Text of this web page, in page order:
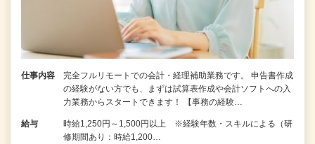
仕事内容
完全フルリモートでの会計・経理補助業務です。 申告書作成
の経験がない⽅でも、まずは試算表作成や会計ソフトへの⼊
⼒業務からスタートできます！ 【事務の経験…
給与
時給1,250円～1,500円以上 ※経験年数・スキルによる（研
修期間あり：時給1,200…